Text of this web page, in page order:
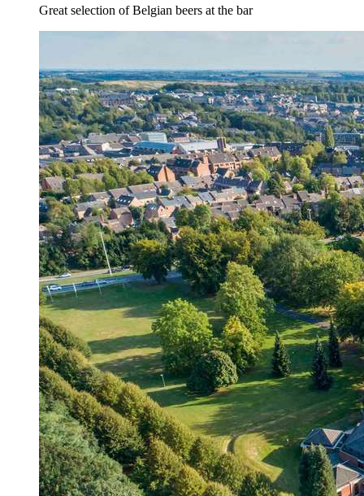
Great selection of Belgian beers at the bar